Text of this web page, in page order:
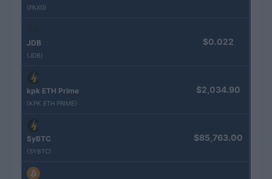
(PAXG)
JDB
(JDB)
$0.022
kpk ETH Prime
(KPK ETH PRIME)
$2,034.90
SyBTC
(SYBTC)
$85,763.00